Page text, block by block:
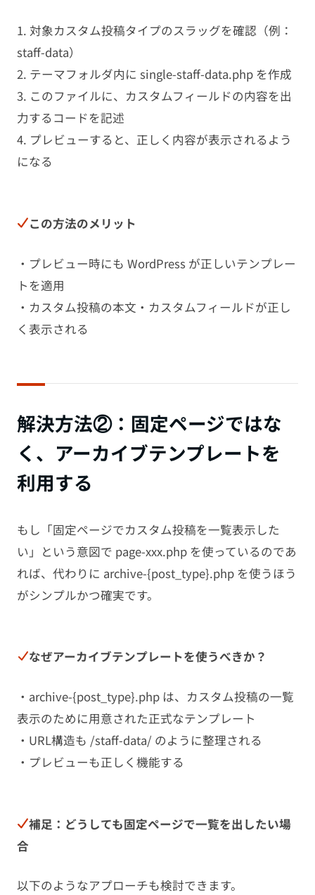
1. 対象カスタム投稿タイプのスラッグを確認（例：
staff-data）
2. テーマフォルダ内に single-staff-data.php を作成
3. このファイルに、カスタムフィールドの内容を出
力するコードを記述
4. プレビューすると、正しく内容が表示されるよう
になる
この方法のメリット
・プレビュー時にも WordPress が正しいテンプレー
トを適用
・カスタム投稿の本文・カスタムフィールドが正し
く表示される
解決方法②：固定ページではな
く、アーカイブテンプレートを
利用する
もし「固定ページでカスタム投稿を一覧表示した
い」という意図で page-xxx.php を使っているのであ
れば、代わりに archive-{post_type}.php を使うほう
がシンプルかつ確実です。
なぜアーカイブテンプレートを使うべきか？
・archive-{post_type}.php は、カスタム投稿の一覧
表示のために用意された正式なテンプレート
・URL構造も /staff-data/ のように整理される
・プレビューも正しく機能する
補足：どうしても固定ページで一覧を出したい場
合
以下のようなアプローチも検討できます。